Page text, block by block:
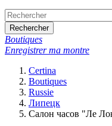
Rechercher
Boutiques
Enregistrer ma montre
Certina
Boutiques
Russie
Липецк
Салон часов "Ле